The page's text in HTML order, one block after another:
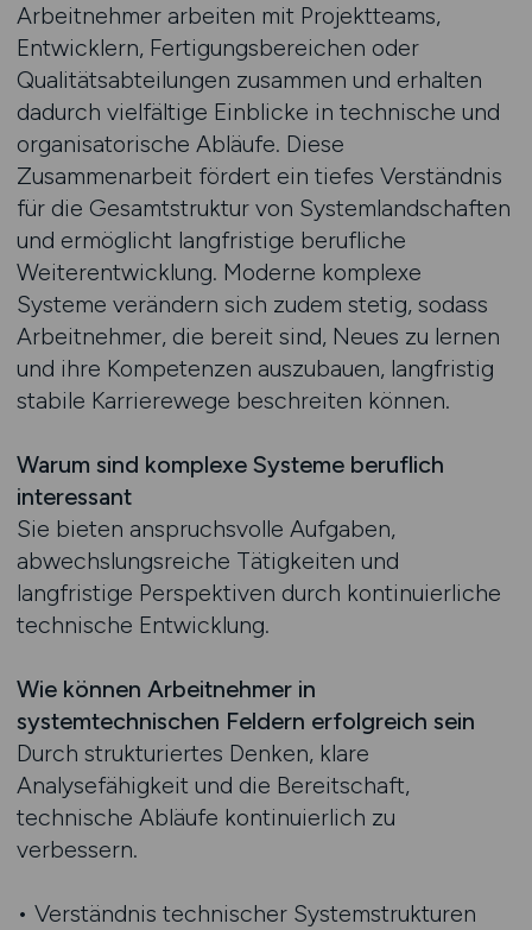
Arbeitnehmer arbeiten mit Projektteams,
Entwicklern, Fertigungsbereichen oder
Qualitätsabteilungen zusammen und erhalten
dadurch vielfältige Einblicke in technische und
organisatorische Abläufe. Diese
Zusammenarbeit fördert ein tiefes Verständnis
für die Gesamtstruktur von Systemlandschaften
und ermöglicht langfristige berufliche
Weiterentwicklung. Moderne komplexe
Systeme verändern sich zudem stetig, sodass
Arbeitnehmer, die bereit sind, Neues zu lernen
und ihre Kompetenzen auszubauen, langfristig
stabile Karrierewege beschreiten können.
Warum sind komplexe Systeme beruflich
interessant
Sie bieten anspruchsvolle Aufgaben,
abwechslungsreiche Tätigkeiten und
langfristige Perspektiven durch kontinuierliche
technische Entwicklung.
Wie können Arbeitnehmer in
systemtechnischen Feldern erfolgreich sein
Durch strukturiertes Denken, klare
Analysefähigkeit und die Bereitschaft,
technische Abläufe kontinuierlich zu
verbessern.
• Verständnis technischer Systemstrukturen